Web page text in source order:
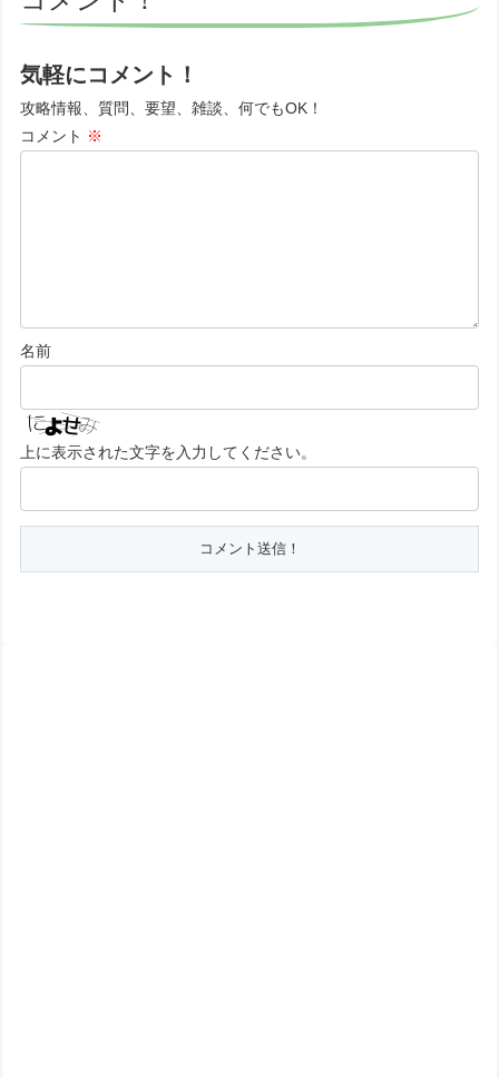
気軽にコメント！
攻略情報、質問、要望、雑談、何でもOK！
コメント ※
名前
上に表示された文字を入力してください。